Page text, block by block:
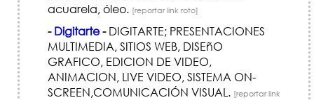
acuarela, óleo. [reportar link roto]
- Digitarte-DIGITARTE; PRESENTACIONES
MULTIMEDIA, SITIOS WEB, DISEñO
GRAFICO, EDICION DE VIDEO,
ANIMACION, LIVE VIDEO, SISTEMA ON-
SCREEN,COMUNICACIÓN VISUAL. [reportar link